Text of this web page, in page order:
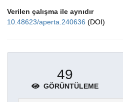
Verilen çalışma ile aynıdır
10.48623/aperta.240636 (DOI)
49
GÖRÜNTÜLEME